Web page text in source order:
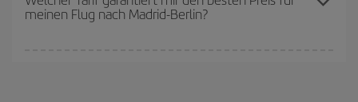
verfügbaren Plätze auf dem Flug und danach, ob die günstigsten
meinen Flug nach Madrid-Berlin?